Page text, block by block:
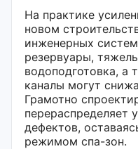
На практике
новом
инженерных
резервуары,
водоподготовка, а
каналы могут
Грамотно
перераспределяет
дефектов,
режимом спа-зон.